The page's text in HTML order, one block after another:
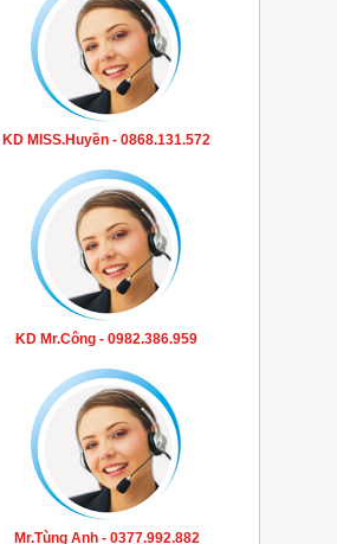
KD MISS.Huyền - 0868.131.572
KD Mr.Công - 0982.386.959
Mr.Tùng Anh - 0377.992.882